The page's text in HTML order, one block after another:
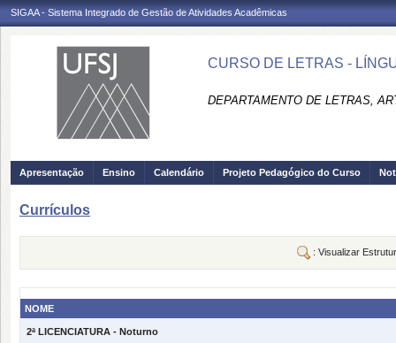
SIGAA - Sistema Integrado de Gestão de Atividades Acadêmicas
CURSO DE LETRAS -
DEPARTAMENTO DE LETRAS,
Apresentação Ensino Calendário Projeto Pedagógico do Curso
Currículos
: Visualizar
NOME
2ª LICENCIATURA - Noturno